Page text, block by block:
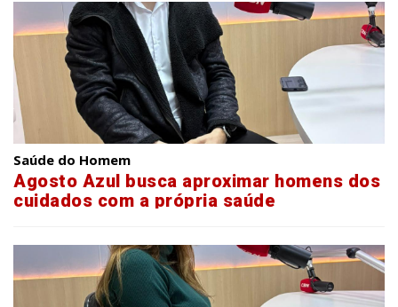
Saúde do Homem
Agosto Azul busca aproximar homens dos
cuidados com a própria saúde